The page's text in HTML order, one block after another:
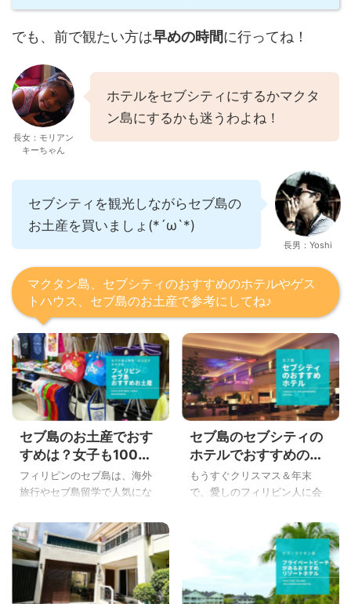
でも、前で観たい方は早めの時間に行ってね！
長女：モリアン
キーちゃん
ホテルをセブシティにするかマクタ
ン島にするかも迷うわよね！
セブシティを観光しながらセブ島の
お土産を買いましょ(*´ω`*)
長男：Yoshi
マクタン島、セブシティのおすすめのホテルやゲス
トハウス、セブ島のお土産で参考にしてね♪
セブ島のお土産でおす
すめは？女子も100％
喜ぶ美容やばらまきお
菓子など徹底解説
フィリピンのセブ島は、海外
旅行やセブ島留学で人気にな
情報のブログを書こうかと思
っている、こんばんわYoshiで
す。 セブ島に旅行や留学でき
ているアナタが、「さて、も
うすぐ日本に帰るのか～、セ
セブ島のセブシティの
ホテルでおすすめの高
級ホテルから中級、安
いホテルを徹底解説
もうすぐクリスマス＆年末
で、愛しのフィリピン人に会
す。 年末のセブ島にはいい思
い出がない、こんばんわYoshi
です。 いつもフィリピンのセ
ブ島に行く人は、決まったホ
テルがありますね。 はてな で